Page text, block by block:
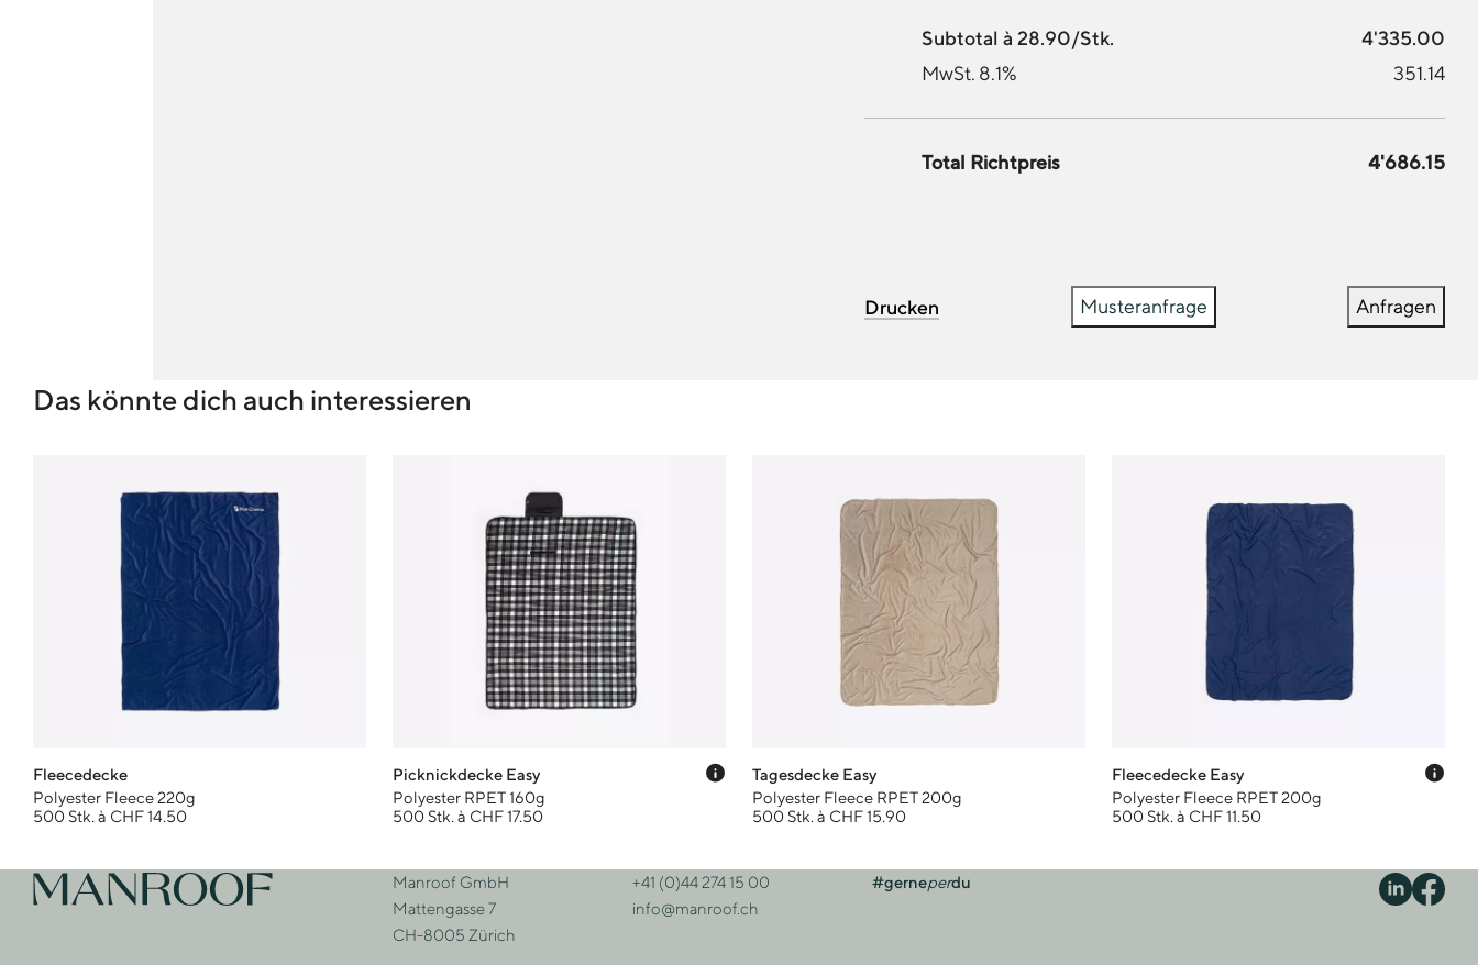
Subtotal à 28.90/Stk.
4'335.00
MwSt. 8.1%
351.14
Total Richtpreis 4'686.15
Musteranfrage Anfragen
Das könnte dich auch interessieren
Fleecedecke
Polyester Fleece 220g
500 Stk. à CHF 14.50
Picknickdecke Easy
Polyester RPET 160g
500 Stk. à CHF 17.50
Preis-Tooltip anzeigen
Tagesdecke Easy
Polyester Fleece RPET 200g
500 Stk. à CHF 15.90
Fleecedecke Easy
Polyester Fleece RPET 200g
500 Stk. à CHF 11.50
Footer
Zur Startseite Adresse
Manroof GmbH
Mattengasse 7
CH-8005 Zürich
Kontakt
+41 (0)44 274 15 00
info@manroof.ch
#gerneperdu